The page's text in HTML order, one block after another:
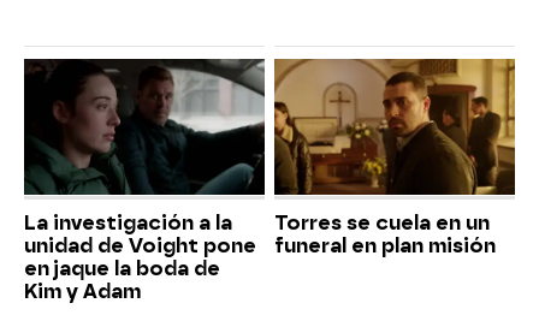
La investigación a la
unidad de Voight pone
en jaque la boda de
Kim y Adam
Torres se cuela en un
funeral en plan misión